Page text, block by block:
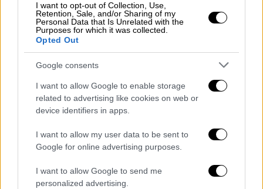
I want to opt-out of Collection, Use,
Retention, Sale, and/or Sharing of my
Personal Data that Is Unrelated with the
Purposes for which it was collected.
Opted Out
Google consents
I want to allow Google to enable storage
related to advertising like cookies on web or
device identifiers in apps.
I want to allow my user data to be sent to
Google for online advertising purposes.
I want to allow Google to send me
personalized advertising.
πλοίου προϋποθέτειτην κρίση από τα
αρμόδια όργανα ότι αυτή επιβάλλεται για
λόγους δημοσίου συμφέροντος
τους λόγους που προβλέπονται στις
διατάξεις του ν. 2881/2001 (ναυάγιο ή
επικίνδυνο και επιβλαβές), ενώ προβλέπεται
ρητά ότι σε κάθε περίπτωση απαιτείται ό,τι
επιδίδεται στον κύριο του πλοίου να
επιδοθεί και στους δανειστές αυτού. Εν
προκειμένω δε καμία τέτοια επίδοση δεν
έχει γίνει στην εντολέα μας ή σε εμάς,
προκειμένου να ασκήσουμε τα νόμιμα